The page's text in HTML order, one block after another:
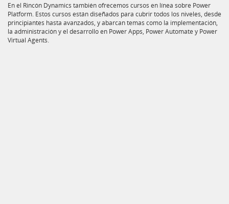
En el Rincón Dynamics también ofrecemos cursos en línea sobre Power
Platform. Estos cursos están diseñados para cubrir todos los niveles, desde
principiantes hasta avanzados, y abarcan temas como la implementación,
la administración y el desarrollo en Power Apps, Power Automate y Power
Virtual Agents.